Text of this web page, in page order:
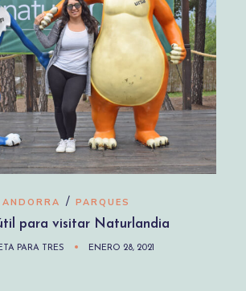
ANDORRA / PARQUES
para visitar Naturlandia
PARA TRES ENERO 28, 2021